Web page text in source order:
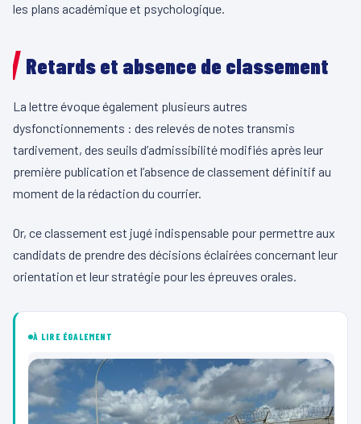
les plans académique et psychologique.
Retards et absence de classement
La lettre évoque également plusieurs autres
dysfonctionnements : des relevés de notes transmis
tardivement, des seuils d’admissibilité modifiés après leur
première publication et l’absence de classement définitif au
moment de la rédaction du courrier.
Or, ce classement est jugé indispensable pour permettre aux
candidats de prendre des décisions éclairées concernant leur
orientation et leur stratégie pour les épreuves orales.
À LIRE ÉGALEMENT